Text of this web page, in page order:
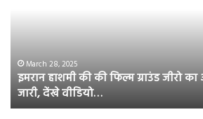
का
ऑफिशियल
टीजर
जारी,
March 28, 2025
इमरान हाशमी की की फिल्म ग्राउंड जीरो
जारी, देंखे वीडियो…